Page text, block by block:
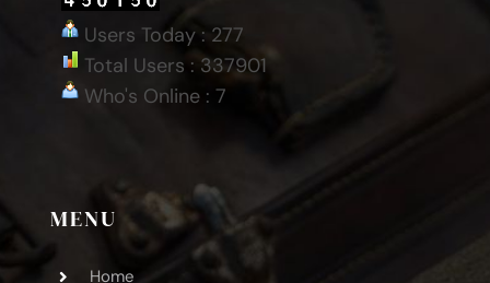
Users Today : 277
Total Users : 337901
Who's Online : 7
MENU
Home